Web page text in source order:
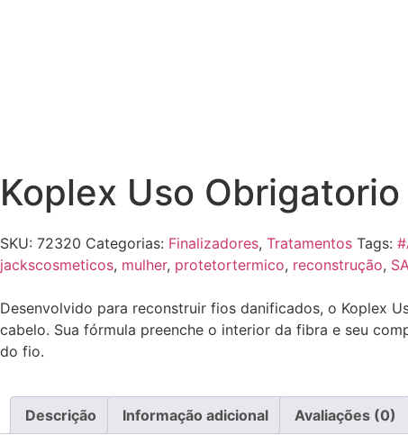
Koplex Uso
SKU: 72320 Categorias: Finalizadores, Tratamentos Tags:
jackscosmeticos, mulher, protetortermico, reconstrução,
Desenvolvido para reconstruir fios danificados, o Koplex
cabelo. Sua fórmula preenche o interior da fibra e seu
do fio.
Descrição Informação adicional Avaliações (0)